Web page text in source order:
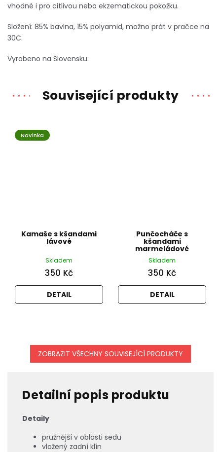
vhodné i pro citlivou nebo ekzematickou pokožku.
Složení: 85% bavlna, 15% polyamid, možno prát v pračce na
30C.
Vyrobeno na Slovensku.
Související produkty
Novinka
Kamaše s kšandami
lávové
Skladem
350 Kč
DETAIL
Punčocháče s
kšandami
marmeládové
Skladem
350 Kč
DETAIL
ZOBRAZIT VŠECHNY SOUVISEJÍCÍ PRODUKTY
Detailní popis produktu
Detaily
pružnější v oblasti sedu
vložený zadní klín